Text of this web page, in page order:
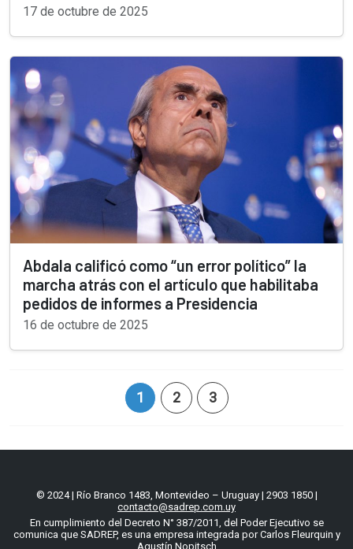
17 de octubre de 2025
Abdala calificó como “un error político” la
marcha atrás con el artículo que habilitaba
pedidos de informes a Presidencia
16 de octubre de 2025
1 2 3
© 2024 | Río Branco 1483, Montevideo – Uruguay | 2903 1850 |
contacto@sadrep.com.uy
En cumplimiento del Decreto N° 387/2011, del Poder Ejecutivo se
comunica que SADREP, es una empresa integrada por Carlos Fleurquin y
Agustín Nopitsch